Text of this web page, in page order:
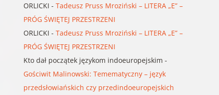
ORLICKI - Tadeusz Pruss Mroziński – LITERA „E” –
PRÓG ŚWIĘTEJ PRZESTRZENI
ORLICKI - Tadeusz Pruss Mroziński – LITERA „E” –
PRÓG ŚWIĘTEJ PRZESTRZENI
Kto dał początek językom indoeuropejskim -
Gościwit Malinowski: Temematyczny – język
przedsłowiańskich czy przedindoeuropejskich